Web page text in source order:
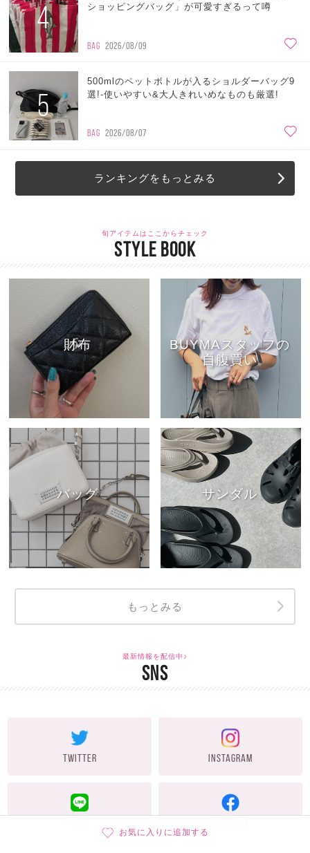
お気に入りに追加する
4
ショッピングバッグ」が可愛すぎるって噂
BAG 2026/08/09
5
500mlのペットボトルが入るショルダーバッグ9
選!-使いやすい&大人きれいめなものも厳選!
BAG 2026/08/07
ランキングをもっとみる
旬アイテムはここからチェック
STYLE BOOK
財布
BUYMAスタッフの
自腹買い
バッグ サンダル
もっとみる
最新情報を配信中♪
SNS
TWITTER INSTAGRAM